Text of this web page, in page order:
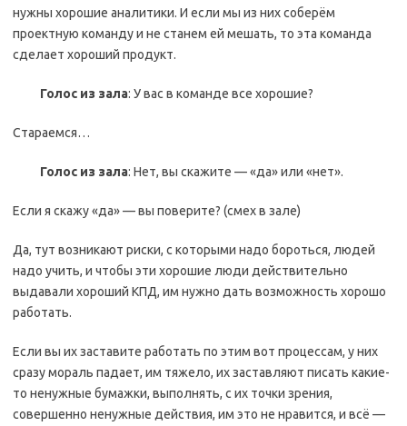
нужны хорошие аналитики. И если мы из них соберём
проектную команду и не станем ей мешать, то эта команда
сделает хороший продукт.
Голос из зала: У вас в команде все хорошие?
Стараемся…
Голос из зала: Нет, вы скажите — «да» или «нет».
Если я скажу «да» — вы поверите? (смех в зале)
Да, тут возникают риски, с которыми надо бороться, людей
надо учить, и чтобы эти хорошие люди действительно
выдавали хороший КПД, им нужно дать возможность хорошо
работать.
Если вы их заставите работать по этим вот процессам, у них
сразу мораль падает, им тяжело, их заставляют писать какие-
то ненужные бумажки, выполнять, с их точки зрения,
совершенно ненужные действия, им это не нравится, и всё —